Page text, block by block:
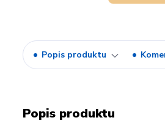
Popis produktu
Popis produktu